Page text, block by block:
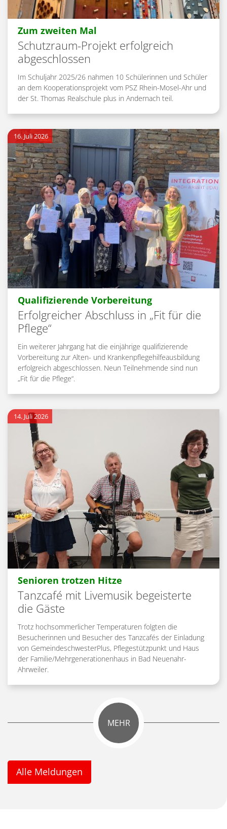
Zum zweiten Mal
Schutzraum-Projekt erfolgreich
abgeschlossen
Im Schuljahr 2025/26 nahmen 10 Schülerinnen und Schüler
an dem Kooperationsprojekt vom PSZ Rhein-Mosel-Ahr und
der St. Thomas Realschule plus in Andernach teil.
Qualifizierende Vorbereitung:
Erfolgreicher Abschluss in „Fit für die
Pflege“
16. Juli 2026
Ein weiterer Jahrgang hat die einjährige qualifizierende
Vorbereitung zur Alten- und Krankenpflegehilfeausbildung
erfolgreich abgeschlossen. Neun Teilnehmende sind nun
„Fit für die Pflege“.
Senioren trotzen Hitze
Tanzcafé mit Livemusik begeisterte
die Gäste
14. Juli 2026
Trotz hochsommerlicher Temperaturen folgten die
Besucherinnen und Besucher des Tanzcafés der Einladung
von GemeindeschwesterPlus, Pflegestützpunkt und Haus
der Familie/Mehrgenerationenhaus in Bad Neuenahr-
Ahrweiler.
MEHR
Alle Meldungen